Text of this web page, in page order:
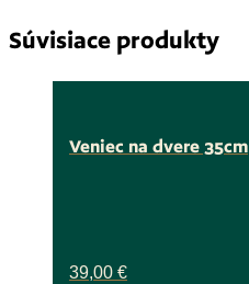
Súvisiace produkty
Veniec na dvere 35cm
39,00 €